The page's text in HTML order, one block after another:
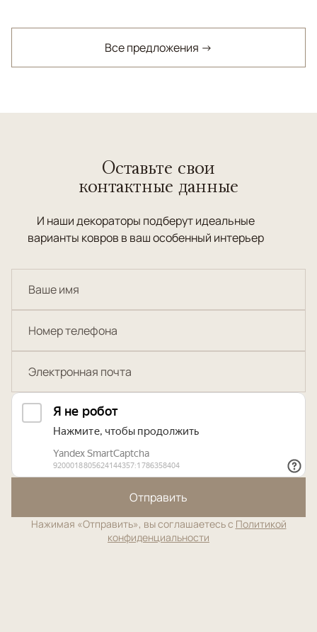
Все предложения →
Оставьте свои
контактные данные
И наши декораторы подберут идеальные
варианты ковров в ваш особенный интерьер
Отправить
Нажимая «Отправить», вы соглашаетесь с Политикой
конфиденциальности